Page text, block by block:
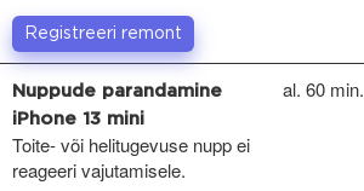
Registreeri remont
Nuppude parandamine
iPhone 13 mini
Toite- või helitugevuse nupp ei
reageeri vajutamisele.
al. 60 min.